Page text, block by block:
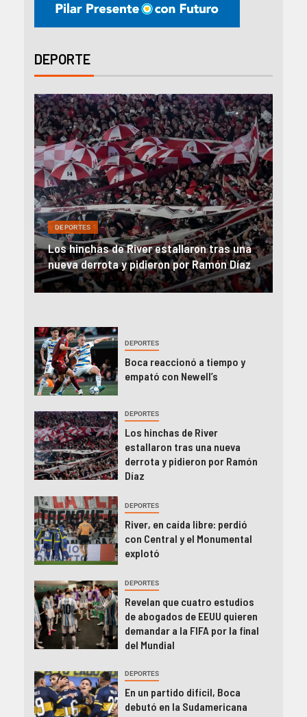
DEPORTE
DEPORTES
River, en caída libre: perdió con Central y
el Monumental explotó
DEPORTES
Boca reaccionó a tiempo y
empató con Newell’s
DEPORTES
Los hinchas de River
estallaron tras una nueva
derrota y pidieron por Ramón
Díaz
DEPORTES
River, en caída libre: perdió
con Central y el Monumental
explotó
DEPORTES
Revelan que cuatro estudios
de abogados de EEUU quieren
demandar a la FIFA por la final
del Mundial
DEPORTES
En un partido difícil, Boca
debutó en la Sudamericana